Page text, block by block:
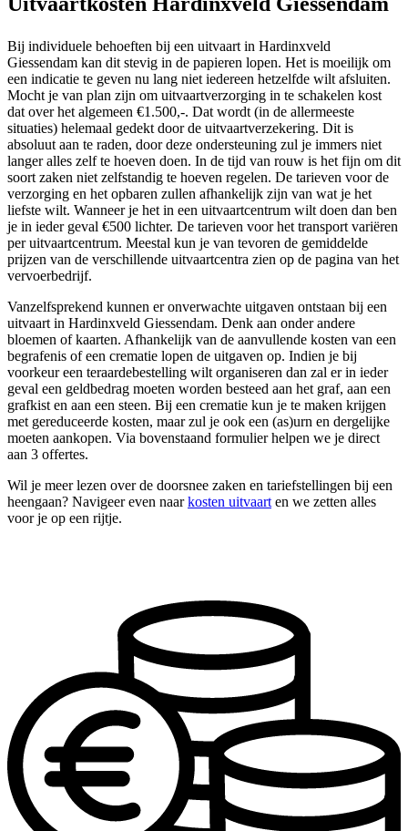
Bij individuele behoeften bij een uitvaart in Hardinxveld
Giessendam kan dit stevig in de papieren lopen. Het is moeilijk om
een indicatie te geven nu lang niet iedereen hetzelfde wilt afsluiten.
Mocht je van plan zijn om uitvaartverzorging in te schakelen kost
dat over het algemeen €1.500,-. Dat wordt (in de allermeeste
situaties) helemaal gedekt door de uitvaartverzekering. Dit is
absoluut aan te raden, door deze ondersteuning zul je immers niet
langer alles zelf te hoeven doen. In de tijd van rouw is het fijn om dit
soort zaken niet zelfstandig te hoeven regelen. De tarieven voor de
verzorging en het opbaren zullen afhankelijk zijn van wat je het
liefste wilt. Wanneer je het in een uitvaartcentrum wilt doen dan ben
je in ieder geval €500 lichter. De tarieven voor het transport variëren
per uitvaartcentrum. Meestal kun je van tevoren de gemiddelde
prijzen van de verschillende uitvaartcentra zien op de pagina van het
vervoerbedrijf.
Vanzelfsprekend kunnen er onverwachte uitgaven ontstaan bij een
uitvaart in Hardinxveld Giessendam. Denk aan onder andere
bloemen of kaarten. Afhankelijk van de aanvullende kosten van een
begrafenis of een crematie lopen de uitgaven op. Indien je bij
voorkeur een teraardebestelling wilt organiseren dan zal er in ieder
geval een geldbedrag moeten worden besteed aan het graf, aan een
grafkist en aan een steen. Bij een crematie kun je te maken krijgen
met gereduceerde kosten, maar zul je ook een (as)urn en dergelijke
moeten aankopen. Via bovenstaand formulier helpen we je direct
aan 3 offertes.
Wil je meer lezen over de doorsnee zaken en tariefstellingen bij een
heengaan? Navigeer even naarkosten uitvaart en we zetten alles
voor je op een rijtje.